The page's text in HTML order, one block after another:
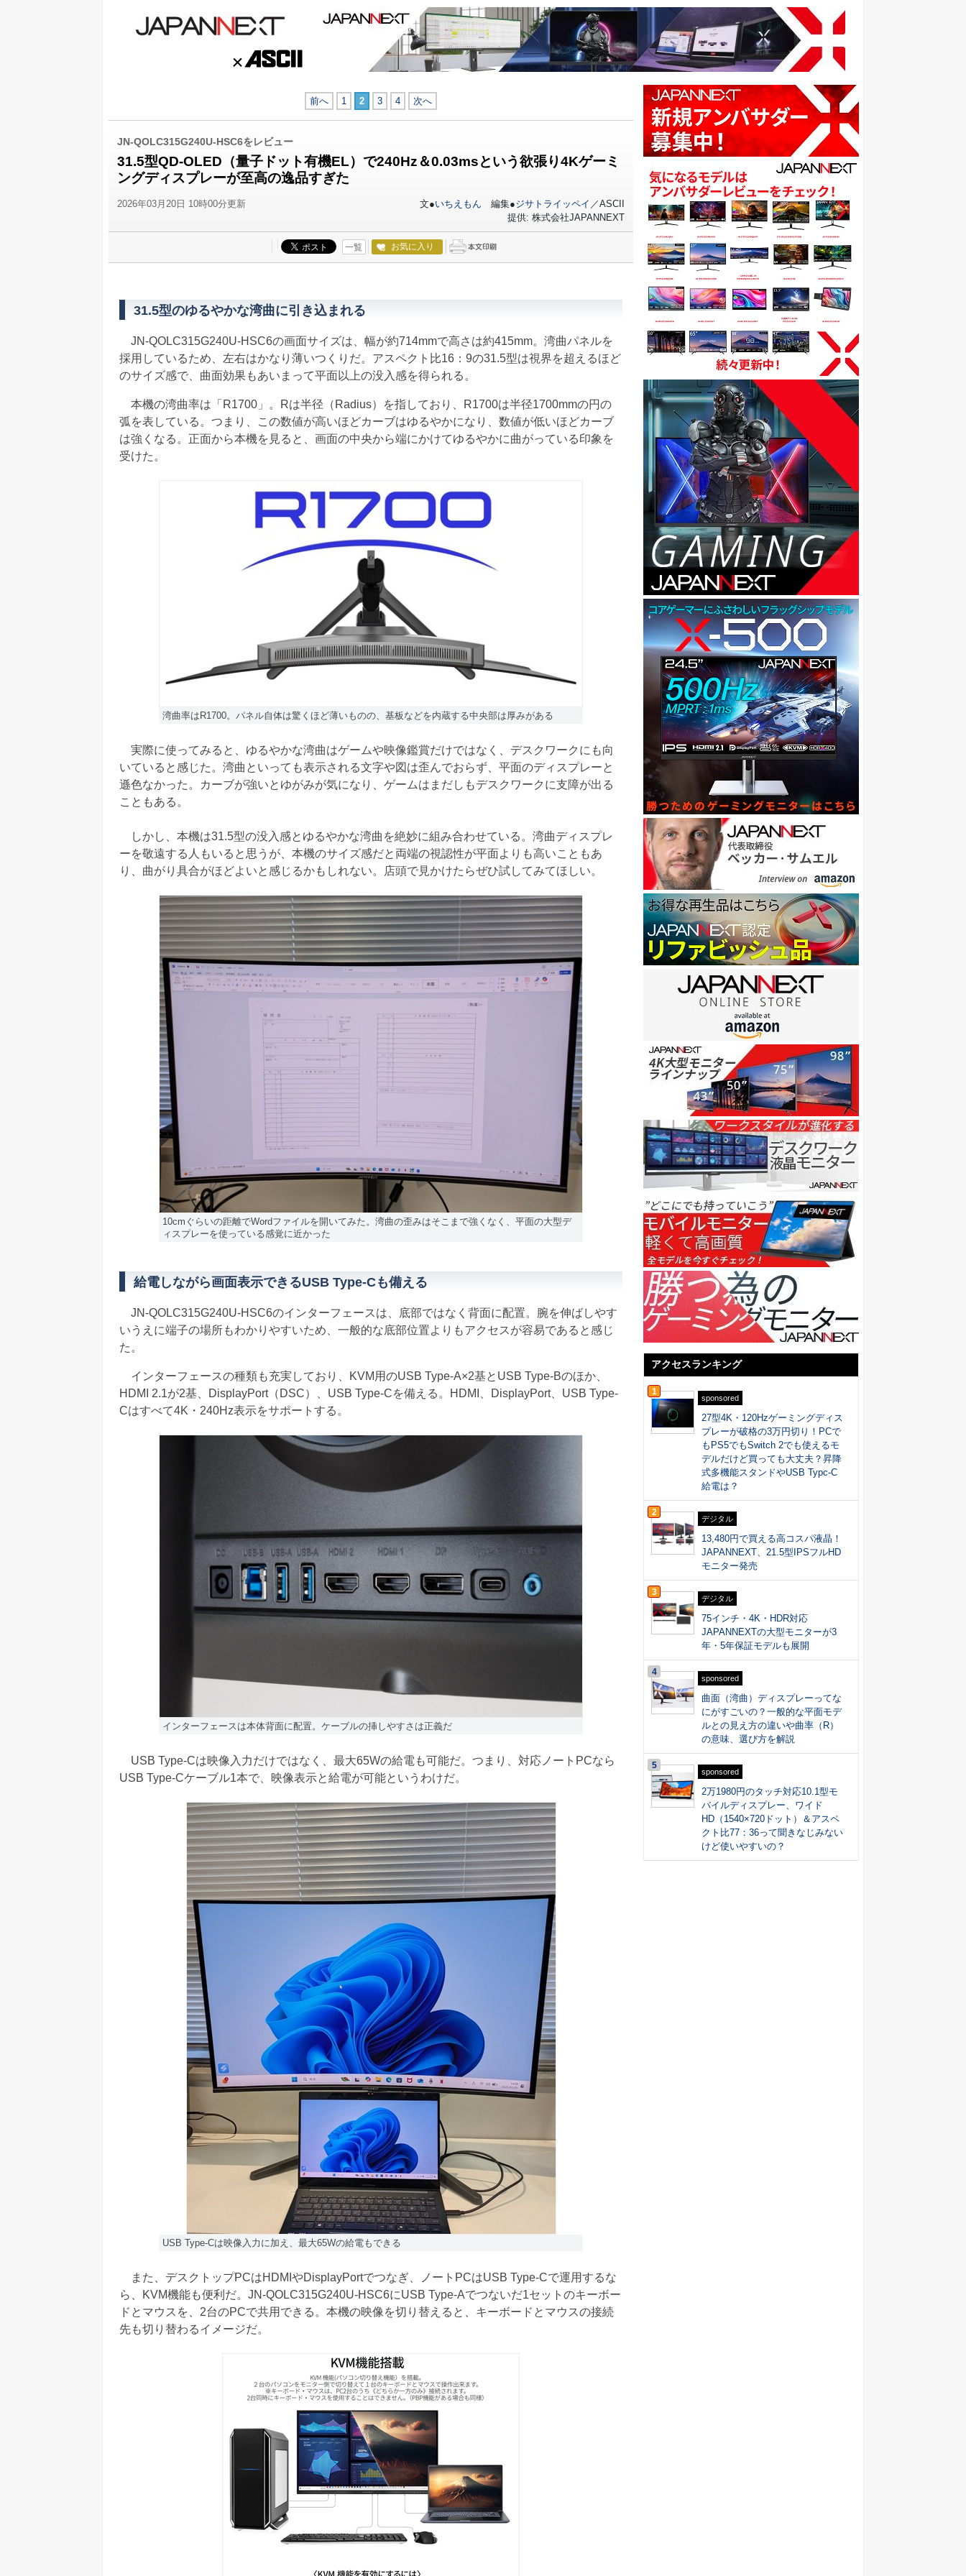
前へ 1 2 3 4 次へ
JN-QOLC315G240U-HSC6をレビュー
31.5型QD-OLED（量子ドット有機EL）で240Hz＆0.03msという欲張り4Kゲーミ
ングディスプレーが至高の逸品すぎた
2026年03月20日 10時00分更新 文●いちえもん 編集●ジサトライッペイ ／ASCII
提供: 株式会社JAPANNEXT
一覧 お気に入り
31.5型のゆるやかな湾曲に引き込まれる
JN-QOLC315G240U-HSC6の画面サイズは、幅が約714mmで高さは約415mm。湾曲パネルを
採用しているため、左右はかなり薄いつくりだ。アスペクト比16：9の31.5型は視界を超えるほど
のサイズ感で、曲面効果もあいまって平面以上の没入感を得られる。
本機の湾曲率は「R1700」。Rは半径（Radius）を指しており、R1700は半径1700mmの円の
弧を表している。つまり、この数値が高いほどカーブはゆるやかになり、数値が低いほどカーブ
は強くなる。正面から本機を見ると、画面の中央から端にかけてゆるやかに曲がっている印象を
受けた。
湾曲率はR1700。パネル自体は驚くほど薄いものの、基板などを内蔵する中央部は厚みがある
実際に使ってみると、ゆるやかな湾曲はゲームや映像鑑賞だけではなく、デスクワークにも向
いていると感じた。湾曲といっても表示される文字や図は歪んでおらず、平面のディスプレーと
遜色なかった。カーブが強いとゆがみが気になり、ゲームはまだしもデスクワークに支障が出る
こともある。
しかし、本機は31.5型の没入感とゆるやかな湾曲を絶妙に組み合わせている。湾曲ディスプレ
ーを敬遠する人もいると思うが、本機のサイズ感だと両端の視認性が平面よりも高いこともあ
り、曲がり具合がほどよいと感じるかもしれない。店頭で見かけたらぜひ試してみてほしい。
10cmぐらいの距離でWordファイルを開いてみた。湾曲の歪みはそこまで強くなく、平面の大型デ
ィスプレーを使っている感覚に近かった
給電しながら画面表示できるUSB Type-Cも備える
JN-QOLC315G240U-HSC6のインターフェースは、底部ではなく背面に配置。腕を伸ばしやす
いうえに端子の場所もわかりやすいため、一般的な底部位置よりもアクセスが容易であると感じ
た。
インターフェースの種類も充実しており、KVM用のUSB Type-A×2基とUSB Type-Bのほか、
HDMI 2.1が2基、DisplayPort（DSC）、USB Type-Cを備える。HDMI、DisplayPort、USB Type-
Cはすべて4K・240Hz表示をサポートする。
インターフェースは本体背面に配置。ケーブルの挿しやすさは正義だ
USB Type-Cは映像入力だけではなく、最大65Wの給電も可能だ。つまり、対応ノートPCなら
USB Type-Cケーブル1本で、映像表示と給電が可能というわけだ。
USB Type-Cは映像入力に加え、最大65Wの給電もできる
また、デスクトップPCはHDMIやDisplayPortでつなぎ、ノートPCはUSB Type-Cで運用するな
ら、KVM機能も便利だ。JN-QOLC315G240U-HSC6にUSB Type-Aでつないだ1セットのキーボー
ドとマウスを、2台のPCで共用できる。本機の映像を切り替えると、キーボードとマウスの接続
先も切り替わるイメージだ。
アクセスランキング
1
sponsored
27型4K・120Hzゲーミングディス
プレーが破格の3万円切り！PCで
もPS5でもSwitch 2でも使えるモ
デルだけど買っても大丈夫？昇降
式多機能スタンドやUSB Typc-C
給電は？
2
デジタル
13,480円で買える高コスパ液晶！
JAPANNEXT、21.5型IPSフルHD
モニター発売
3
デジタル
75インチ・4K・HDR対応
JAPANNEXTの大型モニターが3
年・5年保証モデルも展開
4
sponsored
曲面（湾曲）ディスプレーってな
にがすごいの？一般的な平面モデ
ルとの見え方の違いや曲率（R）
の意味、選び方を解説
5
sponsored
2万1980円のタッチ対応10.1型モ
バイルディスプレー、ワイド
HD（1540×720ドット）＆アスペ
クト比77：36って聞きなじみない
けど使いやすいの？